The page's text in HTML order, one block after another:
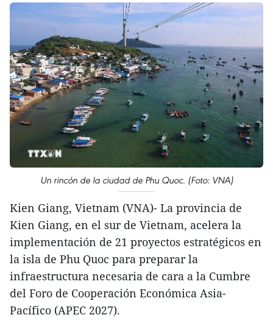
Un rincón de la ciudad de Phu Quoc. (Foto: VNA)
Kien Giang, Vietnam (VNA)- La provincia de
Kien Giang, en el sur de Vietnam, acelera la
implementación de 21 proyectos estratégicos en
la isla de Phu Quoc para preparar la
infraestructura necesaria de cara a la Cumbre
del Foro de Cooperación Económica Asia-
Pacífico (APEC 2027).